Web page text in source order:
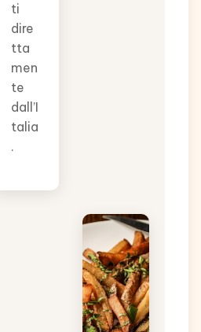
ti
dire
tta
men
te
dall’I
talia
.